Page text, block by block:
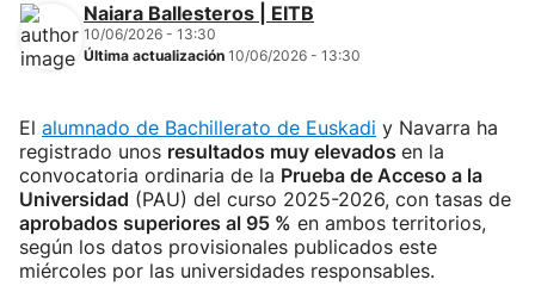
Naiara Ballesteros | EITB
10/06/2026 - 13:30
Última actualización 10/06/2026 - 13:30
El alumnado de Bachillerato de Euskadi y Navarra ha
registrado unos resultados muy elevados en la
convocatoria ordinaria de la Prueba de Acceso a la
Universidad (PAU) del curso 2025-2026, con tasas de
aprobados superiores al 95 % en ambos territorios,
según los datos provisionales publicados este
miércoles por las universidades responsables.